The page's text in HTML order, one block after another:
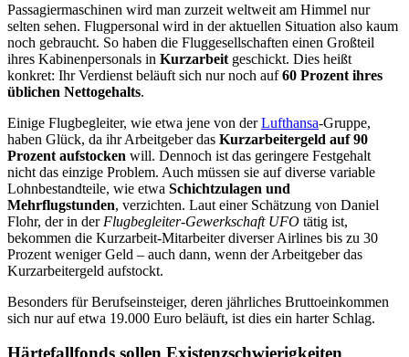
Passagiermaschinen wird man zurzeit weltweit am Himmel nur
selten sehen. Flugpersonal wird in der aktuellen Situation also kaum
noch gebraucht. So haben die Fluggesellschaften einen Großteil
ihres Kabinenpersonals in Kurzarbeit geschickt. Dies heißt
konkret: Ihr Verdienst beläuft sich nur noch auf60 Prozent ihres
üblichen Nettogehalts.
Einige Flugbegleiter, wie etwa jene von derLufthansa-Gruppe,
haben Glück, da ihr Arbeitgeber das Kurzarbeitergeld auf 90
Prozent aufstocken will. Dennoch ist das geringere Festgehalt
nicht das einzige Problem. Auch müssen sie auf diverse variable
Lohnbestandteile, wie etwa Schichtzulagen und
Mehrflugstunden, verzichten. Laut einer Schätzung von Daniel
Flohr, der in der Flugbegleiter-Gewerkschaft UFO tätig ist,
bekommen die Kurzarbeit-Mitarbeiter diverser Airlines bis zu 30
Prozent weniger Geld – auch dann, wenn der Arbeitgeber das
Kurzarbeitergeld aufstockt.
Besonders für Berufseinsteiger, deren jährliches Bruttoeinkommen
sich nur auf etwa 19.000 Euro beläuft, ist dies ein harter Schlag.